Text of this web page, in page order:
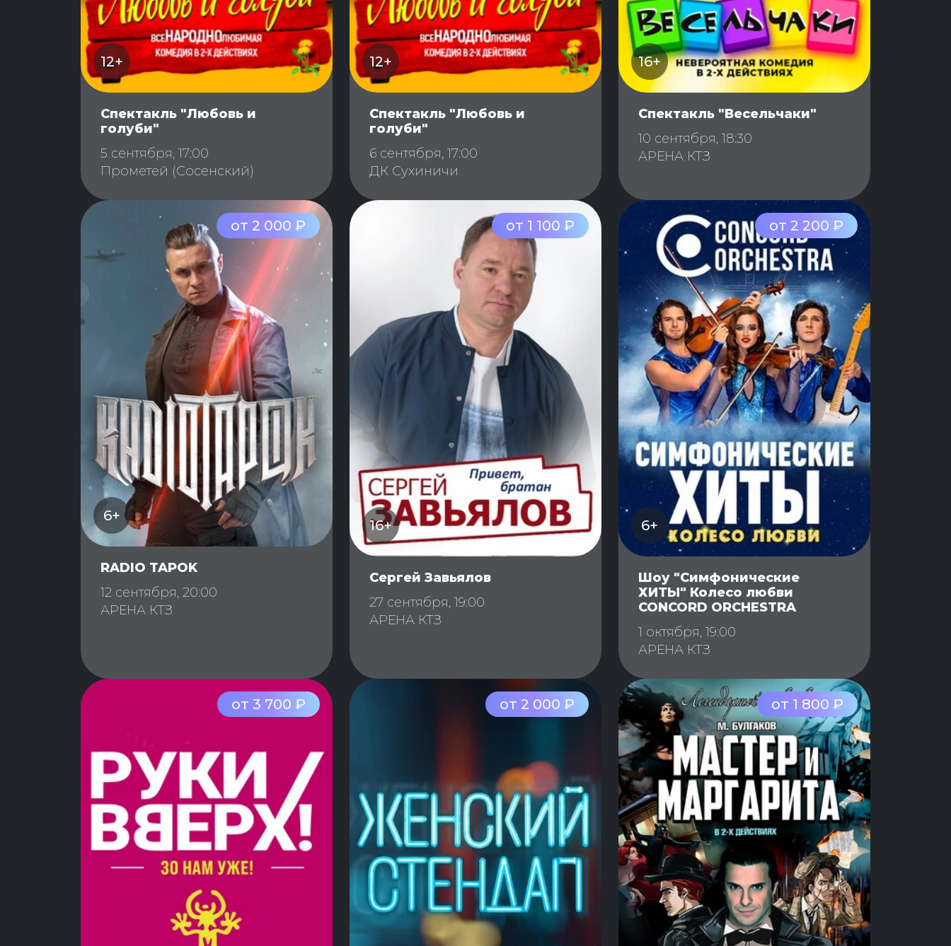
12+
Спектакль "Любовь и
голуби"
5 сентября, 17:00
Прометей (Сосенский)
12+
Спектакль "Любовь и
голуби"
6 сентября, 17:00
ДК Сухиничи
16+
Спектакль "Весельчаки"
10 сентября, 18:30
АРЕНА КТЗ
от 2 000 ₽
6+
RADIO TAPOK
12 сентября, 20:00
АРЕНА КТЗ
от 1 100 ₽
16+
Сергей Завьялов
27 сентября, 19:00
АРЕНА КТЗ
от 2 200 ₽
6+
Шоу "Симфонические
ХИТЫ" Колесо любви
CONCORD ORCHESTRA
1 октября, 19:00
АРЕНА КТЗ
от 3 700 ₽ от 2 000 ₽ от 1 800 ₽